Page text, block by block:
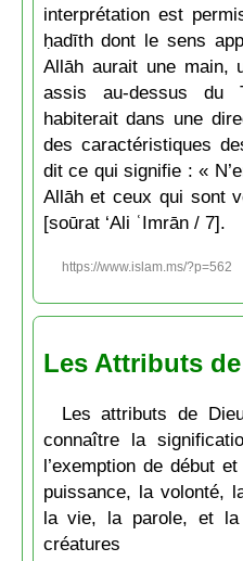
interprétation est
ḥadīth dont le sens
Allāh aurait une main,
assis au-dessus du
habiterait dans une
des caractéristiques
dit ce qui signifie : «
Allāh et ceux qui sont
[soūrat ‘Ali ʿImrān / 7].
https://www.islam.ms/?p=562
Les Attributs
Les attributs de
connaître la
l’exemption de début
puissance, la volonté,
la vie, la parole, et la
créatures